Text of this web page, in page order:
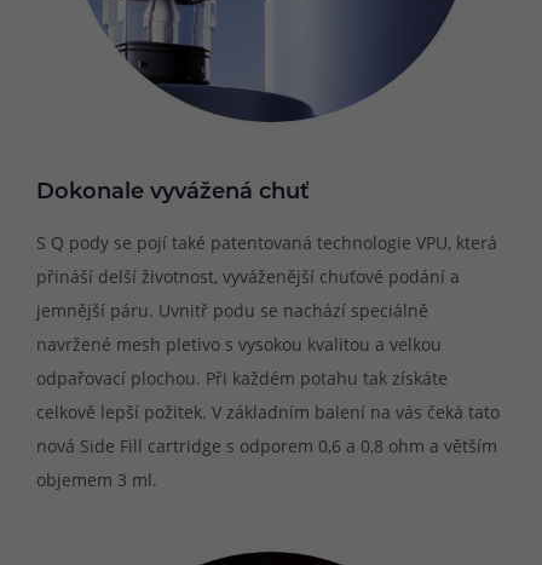
Dokonale vyvážená chuť
S Q pody se pojí také patentovaná technologie VPU, která
přináší delší životnost, vyváženější chuťové podání a
jemnější páru. Uvnitř podu se nachází speciálně
navržené mesh pletivo s vysokou kvalitou a velkou
odpařovací plochou. Při každém potahu tak získáte
celkově lepší požitek. V základním balení na vás čeká tato
nová Side Fill cartridge s odporem 0,6 a 0,8 ohm a větším
objemem 3 ml.